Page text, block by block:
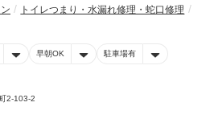
トイレつまり・水漏れ修理・蛇口修理
早朝OK 駐車場有
2-103-2